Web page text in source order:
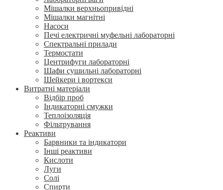
Мішалки верхньопривідні
Мішалки магнітні
Насоси
Печі електричні муфельні лабораторні
Спектральні прилади
Термостати
Центрифуги лабораторні
Шафи сушильні лабораторні
Шейкери і вортекси
Витратні матеріали
Відбір проб
Індикаторні смужки
Теплоізоляція
Фільтрування
Реактиви
Барвники та індикатори
Інші реактиви
Кислоти
Луги
Солі
Спирти